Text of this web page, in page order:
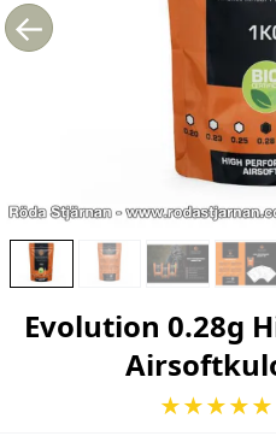
←
Evolution 0.28g
★★★★★